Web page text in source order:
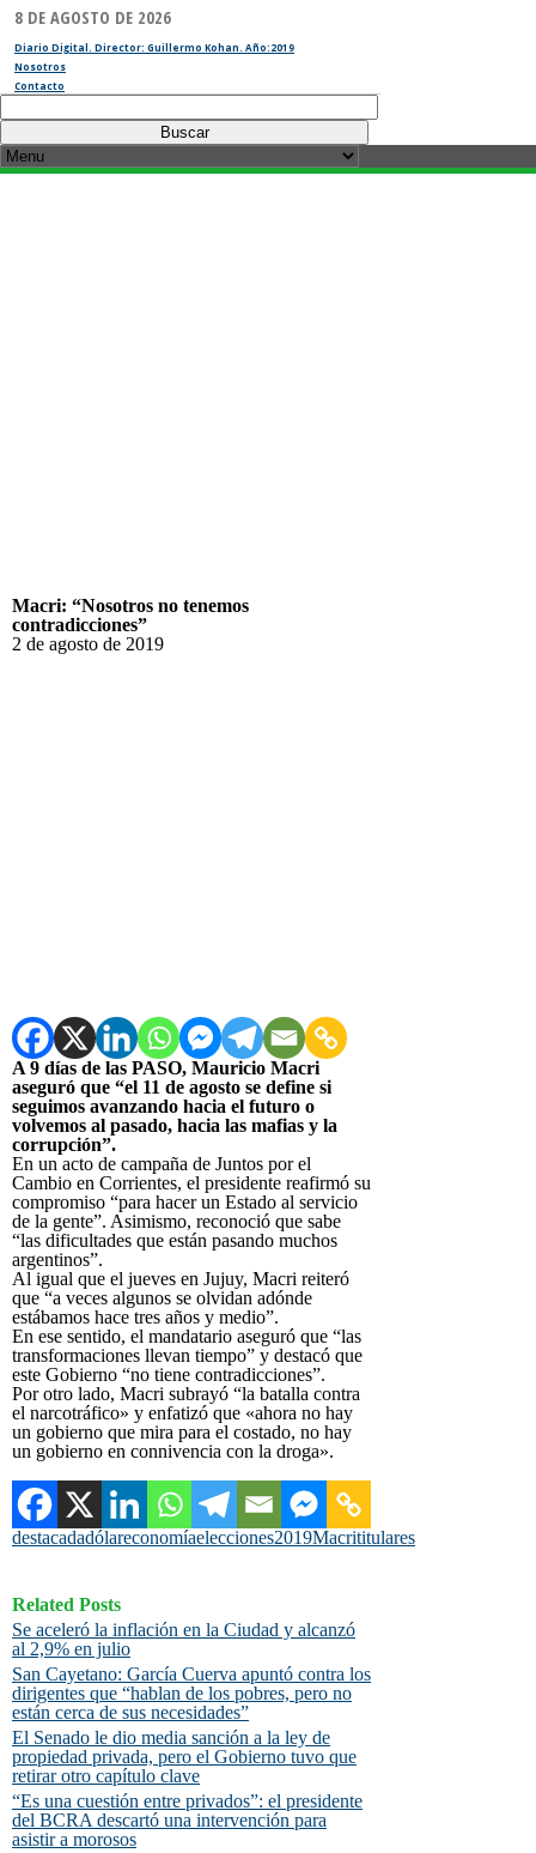
8 DE AGOSTO DE 2026
Diario Digital. Director: Guillermo Kohan. Año:2019
Nosotros
Contacto
Buscar:
Macri: “Nosotros no tenemos
contradicciones”
2 de agosto de 2019
A 9 días de las PASO, Mauricio Macri
aseguró que “el 11 de agosto se define si
seguimos avanzando hacia el futuro o
volvemos al pasado, hacia las mafias y la
corrupción”.
En un acto de campaña de Juntos por el
Cambio en Corrientes, el presidente reafirmó su
compromiso “para hacer un Estado al servicio
de la gente”. Asimismo, reconoció que sabe
“las dificultades que están pasando muchos
argentinos”.
Al igual que el jueves en Jujuy, Macri reiteró
que “a veces algunos se olvidan adónde
estábamos hace tres años y medio”.
En ese sentido, el mandatario aseguró que “las
transformaciones llevan tiempo” y destacó que
este Gobierno “no tiene contradicciones”.
Por otro lado, Macri subrayó “la batalla contra
el narcotráfico» y enfatizó que «ahora no hay
un gobierno que mira para el costado, no hay
un gobierno en connivencia con la droga».
destacadadólareconomíaelecciones2019Macrititulares
Related Posts
Se aceleró la inflación en la Ciudad y alcanzó
al 2,9% en julio
San Cayetano: García Cuerva apuntó contra los
dirigentes que “hablan de los pobres, pero no
están cerca de sus necesidades”
El Senado le dio media sanción a la ley de
propiedad privada, pero el Gobierno tuvo que
retirar otro capítulo clave
“Es una cuestión entre privados”: el presidente
del BCRA descartó una intervención para
asistir a morosos